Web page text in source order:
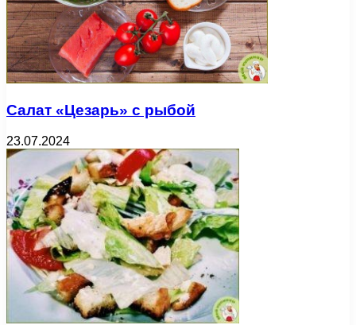
Салат «Цезарь» с рыбой
23.07.2024